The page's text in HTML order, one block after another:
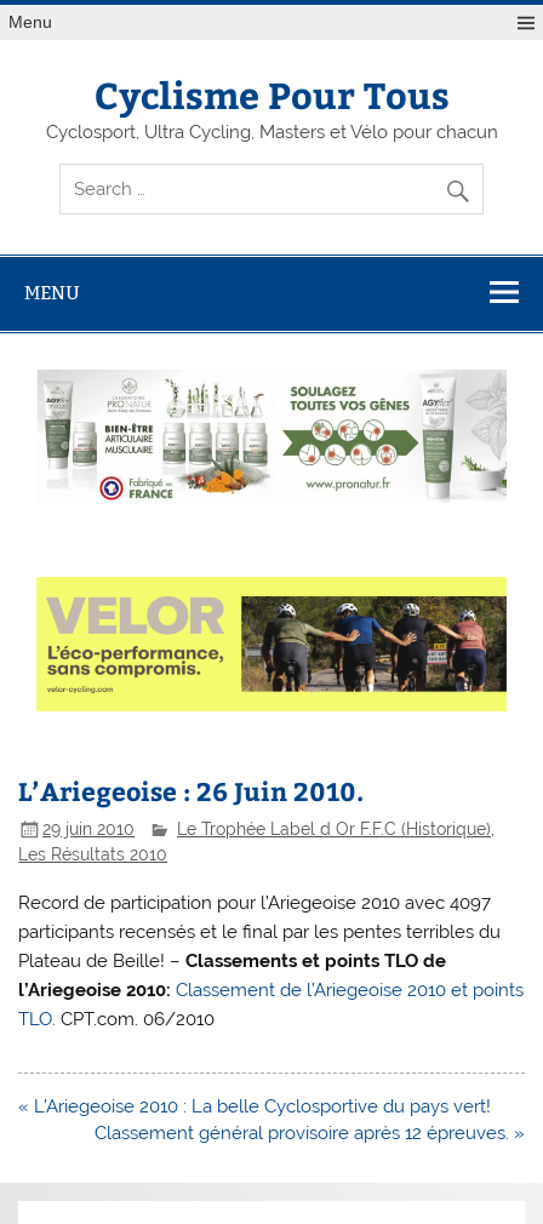
Menu
Cyclisme Pour Tous
Cyclosport, Ultra Cycling, Masters et Vélo pour chacun
MENU
L’Ariegeoise : 26 Juin 2010.
29 juin 2010 Le Trophée Label d Or F.F.C (Historique)
Les Résultats 2010
Record de participation pour l’Ariegeoise 2010 avec 4097
participants recensés et le final par les pentes terribles du
Plateau de Beille! –Classements et points TLO de
l’Ariegeoise 2010: Classement de l’Ariegeoise 2010 et points
TLO. CPT.com. 06/2010
Navigation
« L’Ariegeoise 2010 : La belle Cyclosportive du pays vert!
Classement général provisoire après 12 épreuves. »